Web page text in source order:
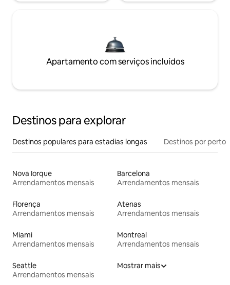
Apartamento com serviços incluídos
Destinos para explorar
Destinos populares para estadias longas Destinos por perto
Nova Iorque
Arrendamentos mensais
Barcelona
Arrendamentos mensais
Florença
Arrendamentos mensais
Atenas
Arrendamentos mensais
Miami
Arrendamentos mensais
Montreal
Arrendamentos mensais
Seattle
Arrendamentos mensais
Mostrar mais